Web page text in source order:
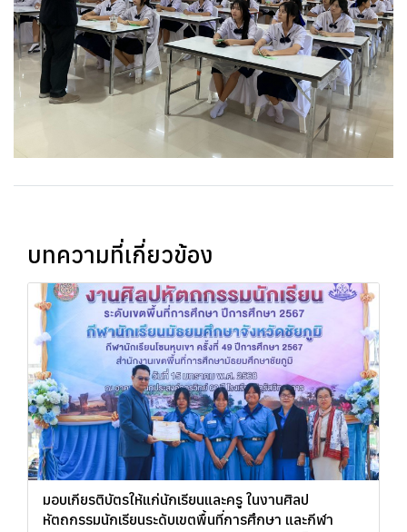
บทความที่เกี่ยวข้อง
มอบเกียรติบัตรให้แก่นักเรียนและครู ในงานศิลป
หัตถกรรมนักเรียนระดับเขตพื้นที่การศึกษา และกีฬา